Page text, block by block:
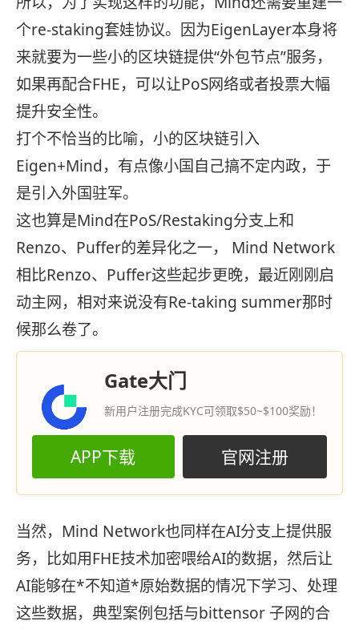
个re-staking套娃协议。因为EigenLayer本身将
来就要为一些小的区块链提供“外包节点”服务，
如果再配合FHE，可以让PoS网络或者投票大幅
提升安全性。
打个不恰当的比喻，小的区块链引入
Eigen+Mind，有点像小国自己搞不定内政，于
是引入外国驻军。
这也算是Mind在PoS/Restaking分支上和
Renzo、Puffer的差异化之一， Mind Network
相比Renzo、Puffer这些起步更晚，最近刚刚启
动主网，相对来说没有Re-taking summer那时
候那么卷了。
Gate大门
新用户注册完成KYC可领取$50~$100奖励！
APP下载 官网注册
当然，Mind Network也同样在AI分支上提供服
务，比如用FHE技术加密喂给AI的数据，然后让
AI能够在*不知道*原始数据的情况下学习、处理
这些数据，典型案例包括与bittensor 子网的合